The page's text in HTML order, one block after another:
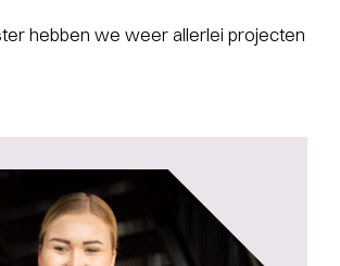
hebben we weer allerlei projecten